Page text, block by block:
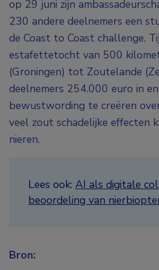
op 29 juni zijn
230 andere deelnemers een
de Coast to Coast challenge.
estafettetocht van 500
(Groningen) tot Zoutelande
deelnemers 254.000 euro in
bewustwording te creëren
veel zout schadelijke effecten
nieren.
Lees ook: AI als digitale
beoordeling van
Bron: